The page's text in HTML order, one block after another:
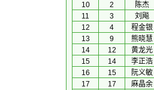
10
2 陈杰
11
3 刘飚
12
4 程金银
13
9 熊晓慧
14
12 黄龙光
15
14 李正浩
16
15 阮义敏
17
17 麻晶余